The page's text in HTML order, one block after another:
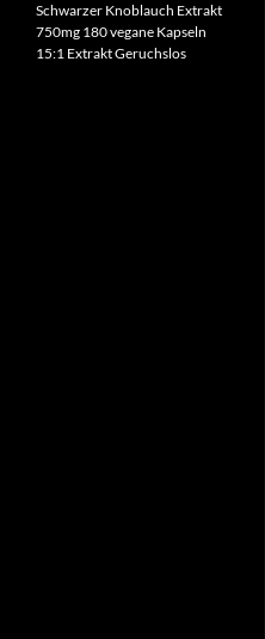
Schwarzer Knoblauch Extrakt
750mg 180 vegane Kapseln
15:1 Extrakt Geruchslos